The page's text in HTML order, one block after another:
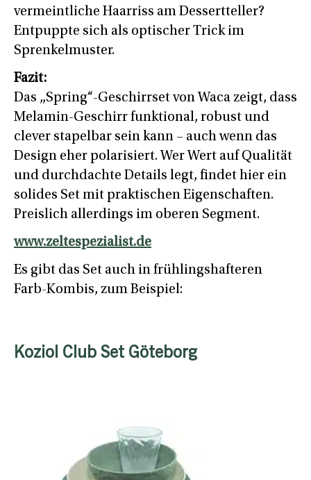
vermeintliche Haarriss am Dessertteller?
Entpuppte sich als optischer Trick im
Sprenkelmuster.
Fazit:
Das „Spring“-Geschirrset von Waca zeigt, dass
Melamin-Geschirr funktional, robust und
clever stapelbar sein kann – auch wenn das
Design eher polarisiert. Wer Wert auf Qualität
und durchdachte Details legt, findet hier ein
solides Set mit praktischen Eigenschaften.
Preislich allerdings im oberen Segment.
www.zeltespezialist.de
Es gibt das Set auch in frühlingshafteren
Farb-Kombis, zum Beispiel:
Koziol Club Set Göteborg